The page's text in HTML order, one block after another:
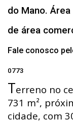
do Mano.
de área
Fale conosco
0773
Terreno no
731 m²,
cidade, com